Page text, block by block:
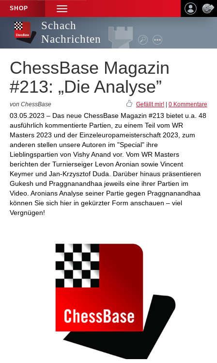
SHOP
TOGGLE
NAVIGATION
Schach
Nachrichten
ChessBase Magazin
#213: „Die Analyse”
von ChessBase Gefällt mir! 0 Kommentare
03.05.2023 – Das neue ChessBase Magazin #213 bietet u.a. 48
ausführlich kommentierte Partien, zu einem Teil vom WR
Masters 2023 und der Einzeleuropameisterschaft 2023, zum
anderen stellen unsere Autoren im "Special" ihre
Lieblingspartien von Vishy Anand vor. Vom WR Masters
berichten der Turnierseiger Levon Aronian sowie Vincent
Keymer und Jan-Krzysztof Duda. Darüber hinaus präsentieren
Gukesh und Praggnanandhaa jeweils eine ihrer Partien im
Video. Aronians Analyse seiner Partie gegen Praggnanandhaa
können Sie sich hier in gekürzter Form anschauen – viel
Vergnügen!